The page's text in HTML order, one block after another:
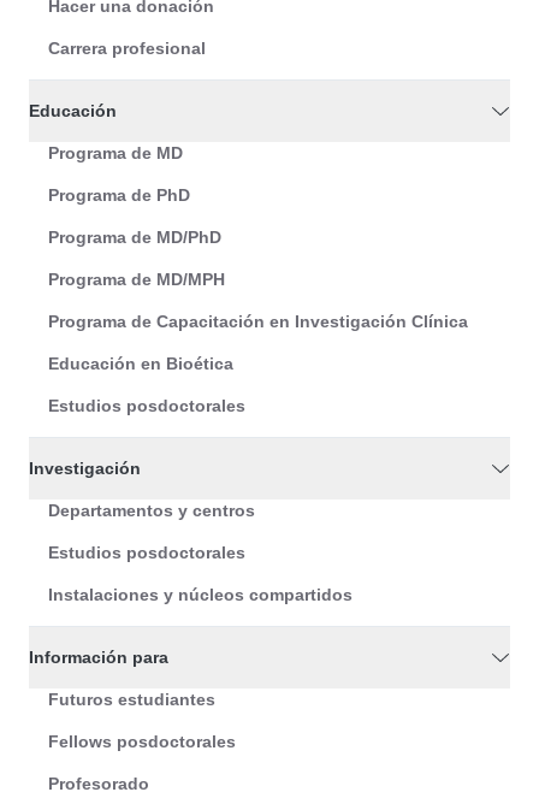
Hacer una donación
Carrera profesional
Educación
Programa de MD
Programa de PhD
Programa de MD/PhD
Programa de MD/MPH
Programa de Capacitación en Investigación Clínica
Educación en Bioética
Estudios posdoctorales
Investigación
Departamentos y centros
Estudios posdoctorales
Instalaciones y núcleos compartidos
Información para
Futuros estudiantes
Fellows posdoctorales
Profesorado